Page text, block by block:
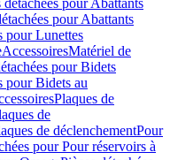
détachées pour Abattants
pour Abattants
pour Lunettes
AccessoiresMatériel de
pour Bidets
pour Bidets au
Plaques de
de
de déclenchementPour
pour Pour réservoirs à